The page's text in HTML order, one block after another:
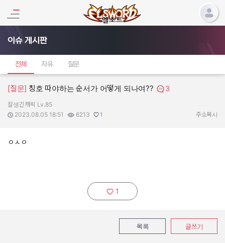
이슈 게시판
전체 자유 질문
[질문] 칭호 따야하는 순서가 어떻게 되나여?? 3
작성자:
잘생긴캐릭 Lv.85
작성일:
2023.08.05 18:51
조회수:
6213
추천수:
1 주소복사
ㅇㅅㅇ
추천하기:
1
목록 글쓰기